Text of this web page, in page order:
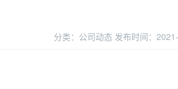
分类：公司动态 发布时间：